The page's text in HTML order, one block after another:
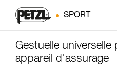
SPORT
Gestuelle
appareil d'assurage